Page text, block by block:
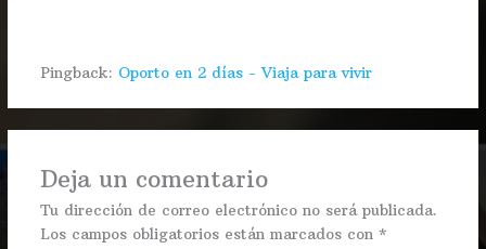
Pingback: Oporto en 2 días - Viaja para vivir
Deja un comentario
Tu dirección de correo electrónico no será publicada.
Los campos obligatorios están marcados con *